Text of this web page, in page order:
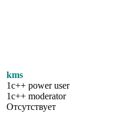
kms
1c++ power user
1c++ moderator
Отсутствует